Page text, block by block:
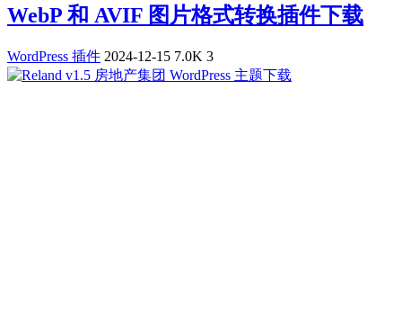
WebP 和 AVIF 图片格式转换插件下载
WordPress 插件 2024-12-15 7.0K 3